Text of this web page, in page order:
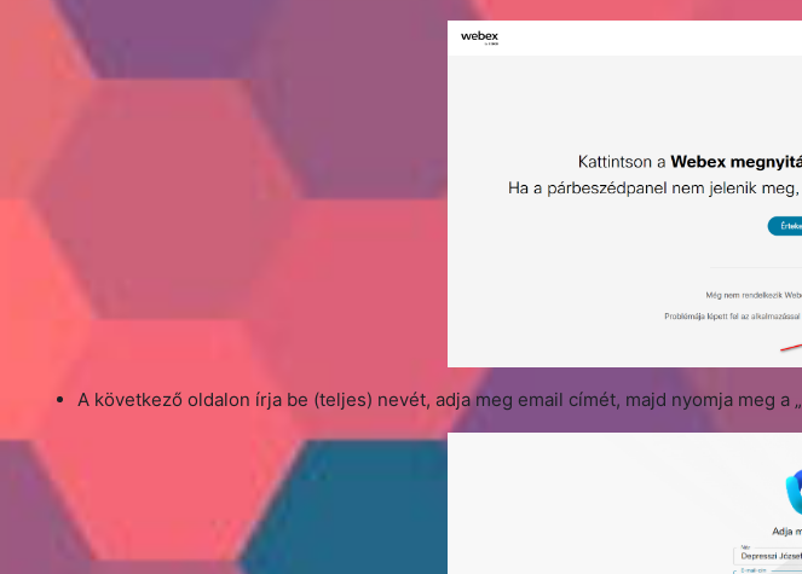
A következő oldalon írja be (teljes) nevét, adja meg email címét, majd nyomja meg a „